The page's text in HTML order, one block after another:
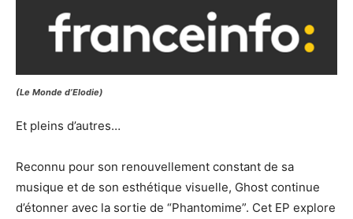
(Le Monde d’Elodie)
Et pleins d’autres…
Reconnu pour son renouvellement constant de sa
musique et de son esthétique visuelle, Ghost continue
d’étonner avec la sortie de “Phantomime”. Cet EP explore